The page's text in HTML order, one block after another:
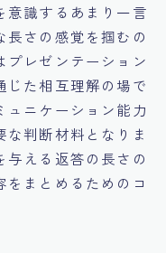
く方法
る方法
ヒント
意識するあまり一言
さの感覚を掴むの
プレゼンテーション
じた相互理解の場で
ュニケーション能力
判断材料となりま
える返答の長さの
まとめるためのコ